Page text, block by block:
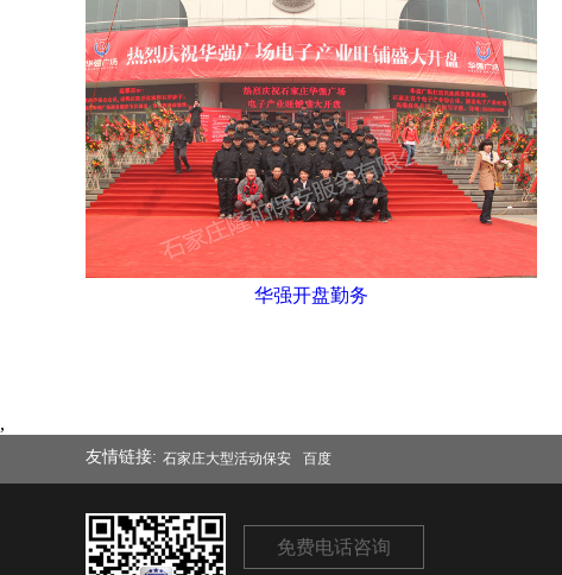
华强开盘勤务
,
友情链接: 石家庄大型活动保安 百度
免费电话咨询